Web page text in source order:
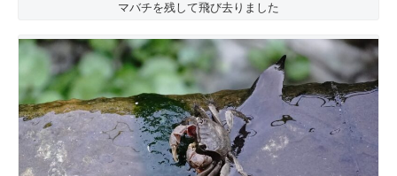
マバチを残して飛び去りました